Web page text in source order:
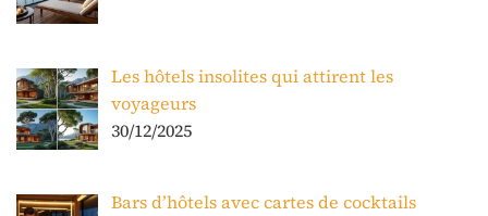
Les hôtels insolites qui attirent les
voyageurs
30/12/2025
Bars d’hôtels avec cartes de cocktails